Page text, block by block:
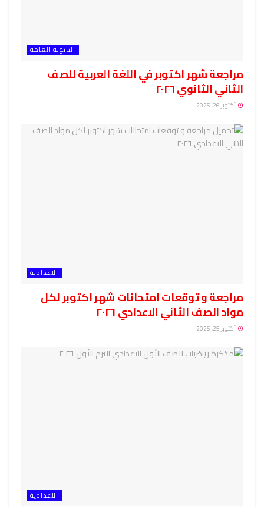
الثانوية العامة
مراجعة شهر اكتوبر في اللغة العربية للصف
الثاني الثانوي ٢٠٢٦
أكتوبر 26, 2025
الاعدادية
مراجعة و توقعات امتحانات شهر اكتوبر لكل
مواد الصف الثاني الاعدادي ٢٠٢٦
أكتوبر 25, 2025
الاعدادية